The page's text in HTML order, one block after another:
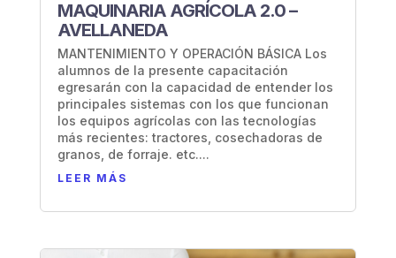
MAQUINARIA AGRÍCOLA 2.0 –
AVELLANEDA
MANTENIMIENTO Y OPERACIÓN BÁSICA Los
alumnos de la presente capacitación
egresarán con la capacidad de entender los
principales sistemas con los que funcionan
los equipos agrícolas con las tecnologías
más recientes: tractores, cosechadoras de
granos, de forraje. etc....
LEER MÁS